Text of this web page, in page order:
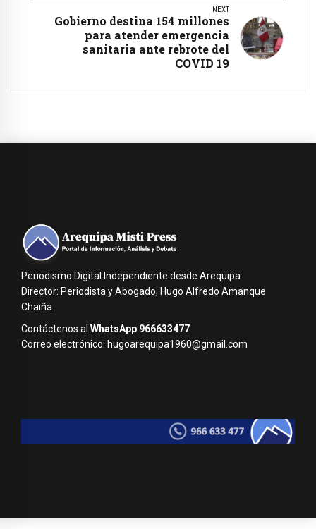
NEXT
Gobierno destina 154 millones
para atender emergencia
sanitaria ante rebrote del
COVID 19
Periodismo Digital Independiente desde Arequipa
Director: Periodista y Abogado, Hugo Alfredo Amanque
Chaiña
Contáctenos al WhatsApp 966633477
Correo electrónico: hugoarequipa1960@gmail.com